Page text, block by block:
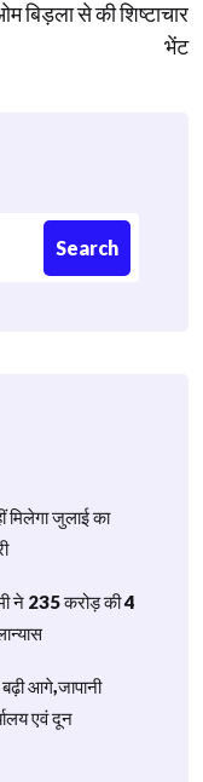
बिड़ला से की शिष्टाचार
भेंट
Search
मिलेगा जुलाई का
ने 235 करोड़ की 4
आगे,जापानी
एवं दून